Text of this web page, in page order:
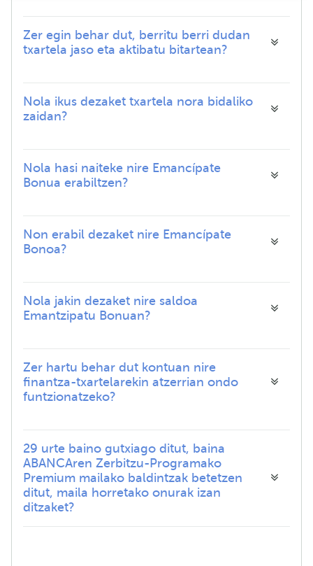
Zer egin behar dut, berritu berri dudan
txartela jaso eta aktibatu bitartean?
Nola ikus dezaket txartela nora bidaliko
zaidan?
Nola hasi naiteke nire Emancípate
Bonua erabiltzen?
Non erabil dezaket nire Emancípate
Bonoa?
Nola jakin dezaket nire saldoa
Emantzipatu Bonuan?
Zer hartu behar dut kontuan nire
finantza-txartelarekin atzerrian ondo
funtzionatzeko?
29 urte baino gutxiago ditut, baina
ABANCAren Zerbitzu-Programako
Premium mailako baldintzak betetzen
ditut, maila horretako onurak izan
ditzaket?